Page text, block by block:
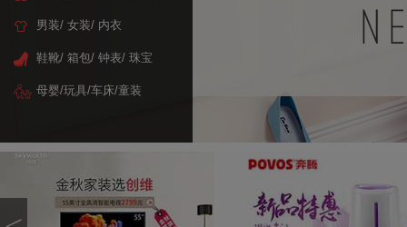
男装/ 女装/ 内衣
鞋靴/ 箱包/ 钟表/ 珠宝
母婴/玩具/车床/童装